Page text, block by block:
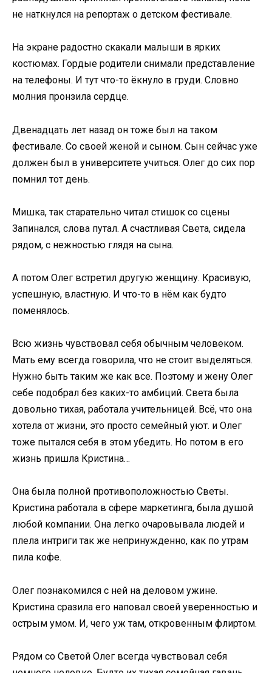
не наткнулся на репортаж о детском фестивале.
На экране радостно скакали малыши в ярких
костюмах. Гордые родители снимали представление
на телефоны. И тут что-то ёкнуло в груди. Словно
молния пронзила сердце.
Двенадцать лет назад он тоже был на таком
фестивале. Со своей женой и сыном. Сын сейчас уже
должен был в университете учиться. Олег до сих пор
помнил тот день.
Мишка, так старательно читал стишок со сцены
Запинался, слова путал. А счастливая Света, сидела
рядом, с нежностью глядя на сына.
А потом Олег встретил другую женщину. Красивую,
успешную, властную. И что-то в нём как будто
поменялось.
Всю жизнь чувствовал себя обычным человеком.
Мать ему всегда говорила, что не стоит выделяться.
Нужно быть таким же как все. Поэтому и жену Олег
себе подобрал без каких-то амбиций. Света была
довольно тихая, работала учительницей. Всё, что она
хотела от жизни, это просто семейный уют. и Олег
тоже пытался себя в этом убедить. Но потом в его
жизнь пришла Кристина…
Она была полной противоположностью Светы.
Кристина работала в сфере маркетинга, была душой
любой компании. Она легко очаровывала людей и
плела интриги так же непринужденно, как по утрам
пила кофе.
Олег познакомился с ней на деловом ужине.
Кристина сразила его наповал своей уверенностью и
острым умом. И, чего уж там, откровенным флиртом.
Рядом со Светой Олег всегда чувствовал себя